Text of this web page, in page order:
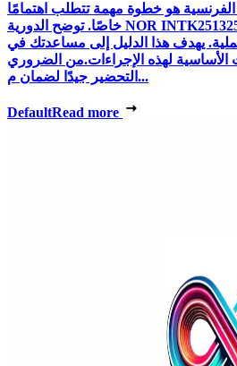
هو خطوة مهمة تتطلب اهتمامًا
خاصًا. توضح الدورية NOR INTK2513256J بتاريخ 2 مايو 2025
يهدف هذا الدليل إلى مساعدتك في
الأساسية لهذه الإجراءات.من الضروري
التحضير جيدًا لضمان م...
DefaultRead more